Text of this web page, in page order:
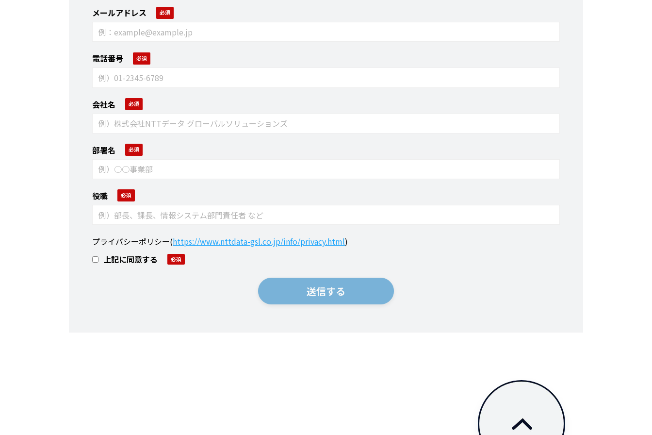
メールアドレス
電話番号
会社名
部署名
役職
プライバシーポリシー(https://www.nttdata-gsl.co.jp/info/privacy.html)
上記に同意する